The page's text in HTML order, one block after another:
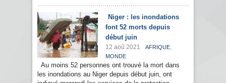
Niger : les inondations
font 52 morts depuis
début juin
12 aoû 2021 AFRIQUE,
MONDE
Au moins 52 personnes ont trouvé la mort dans
les inondations au Niger depuis début juin, ont